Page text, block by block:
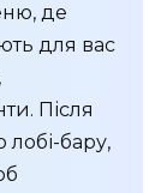
де
для вас
Після
лобі-бару,